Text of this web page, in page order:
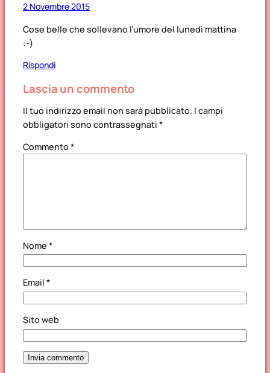
2 Novembre 2015
Cose belle che sollevano l’umore del lunedì mattina
:-)
Rispondi
Lascia un commento
Il tuo indirizzo email non sarà pubblicato. I campi
obbligatori sono contrassegnati *
Commento *
Nome *
Email *
Sito web